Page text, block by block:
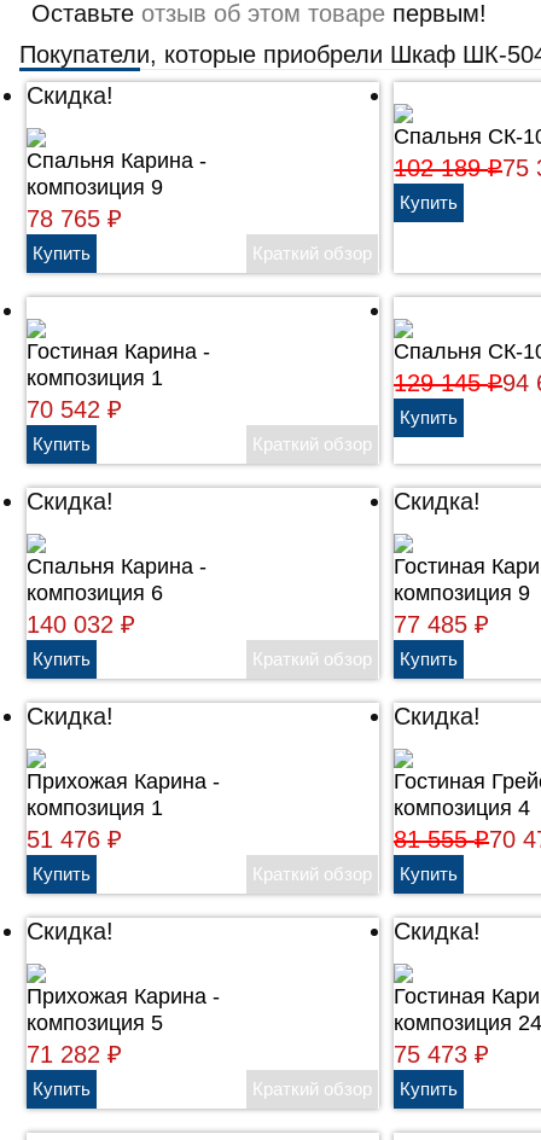
Оставьте отзыв об этом товаре первым!
Покупатели, которые приобрели Шкаф ШК-
Скидка!
Cпальня Карина -
композиция 9
78 765₽
Спальня СК-
102 189₽75
Гостиная Карина -
композиция 1
70 542₽
Спальня СК-
129 145₽94
Скидка!
Cпальня Карина -
композиция 6
140 032₽
Скидка!
Гостиная
композиция 9
77 485₽
Скидка!
Прихожая Карина -
композиция 1
51 476₽
Скидка!
Гостиная
композиция 4
81 555₽70
Скидка!
Прихожая Карина -
композиция 5
71 282₽
Скидка!
Гостиная
композиция
75 473₽